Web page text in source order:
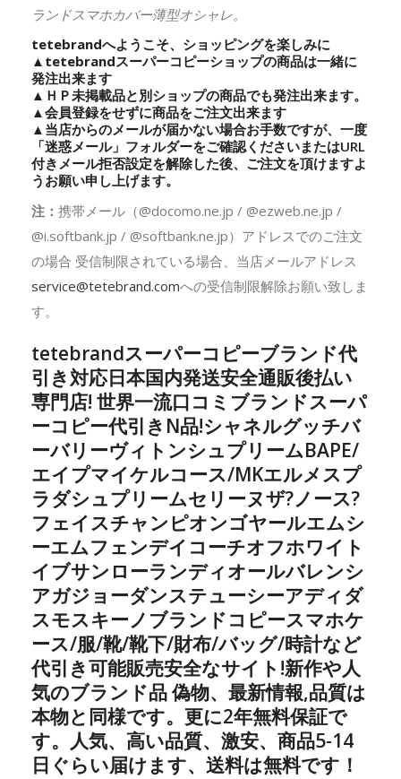
ランドスマホカバー薄型オシャレ。
tetebrandへようこそ、ショッピングを楽しみに
▲ tetebrandスーパーコピーショップの商品は一緒に
発注出来ます
▲ＨＰ未掲載品と別ショップの商品でも発注出来ます。
▲会員登録をせずに商品をご注文出来ます
▲当店からのメールが届かない場合お手数ですが、一度
「迷惑メール」フォルダーをご確認くださいまたはURL
付きメール拒否設定を解除した後、ご注文を頂けますよ
うお願い申し上げます。
注： 携帯メール（@docomo.ne.jp / @ezweb.ne.jp /
@i.softbank.jp / @softbank.ne.jp）アドレスでのご注文
の場合 受信制限されている場合、当店メールアドレス
service@tetebrand.comへの受信制限解除お願い致しま
す。
tetebrandスーパーコピーブランド代
引き対応日本国内発送安全通販後払い
専門店! 世界一流口コミブランドスーパ
ーコピー代引きN品!シャネルグッチバ
ーバリーヴィトンシュプリームBAPE/
エイプマイケルコース/MKエルメスプ
ラダシュプリームセリーヌザ?ノース?
フェイスチャンピオンゴヤールエムシ
ーエムフェンデイコーチオフホワイト
イブサンローランディオールバレンシ
アガジョーダンステューシーアディダ
スモスキーノブランドコピースマホケ
ース/服/靴/靴下/財布/バッグ/時計など
代引き可能販売安全なサイト!新作や人
気のブランド品 偽物、最新情報,品質は
本物と同様です。更に2年無料保証で
す。人気、高い品質、激安、商品5-14
日ぐらい届けます、送料は無料です！